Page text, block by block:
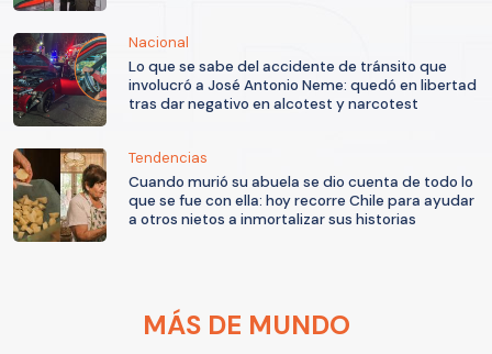
Nacional
Lo que se sabe del accidente de tránsito que
involucró a José Antonio Neme: quedó en libertad
tras dar negativo en alcotest y narcotest
Tendencias
Cuando murió su abuela se dio cuenta de todo lo
que se fue con ella: hoy recorre Chile para ayudar
a otros nietos a inmortalizar sus historias
MÁS DE MUNDO